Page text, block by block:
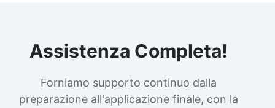
Assistenza Completa!
Forniamo supporto continuo dalla
preparazione all'applicazione finale, con la